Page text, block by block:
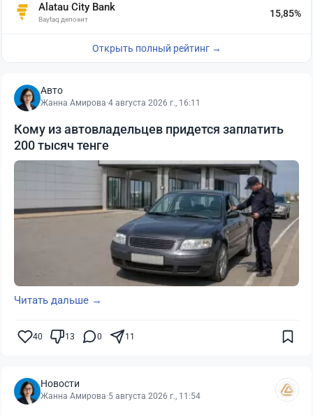
Alatau City Bank
Baytaq депозит
15,85%
Открыть полный рейтинг →
Авто
Жанна Амирова·4 августа 2026 г., 16:11
Кому из автовладельцев придется заплатить
200 тысяч тенге
Читать дальше →
40 13 0 11
Новости
Жанна Амирова·5 августа 2026 г., 11:54